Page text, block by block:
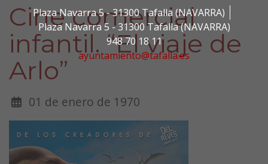
Plaza Navarra 5 - 31300 Tafalla (NAVARRA)
Plaza Navarra 5 - 31300 Tafalla (NAVARRA)
948 70 18 11
ayuntamiento@tafalla.es
Cine comercial
infantil. “El viaje de
Arlo”
01 de enero de 1970